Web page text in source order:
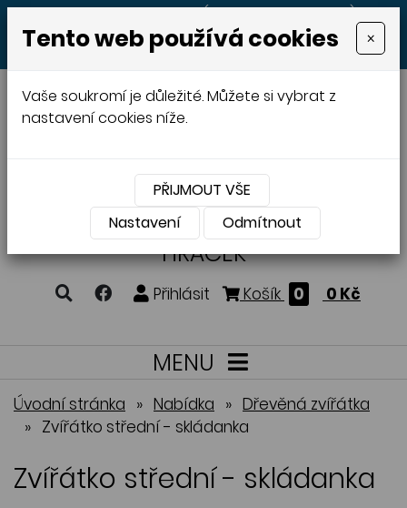
MENU
VÝROBA A PRODEJDŘEVĚNÝCH
HRAČEK
Přihlásit Košík 0 0 Kč
MENU
Úvodní stránka » Nabídka » Dřevěná zvířátka
» Zvířátko střední - skládanka
Zvířátko střední - skládanka
Tento web používá cookies ×
Vaše soukromí je důležité. Můžete si vybrat z
nastavení cookies níže.
PŘIJMOUT VŠE
Nastavení
Odmítnout